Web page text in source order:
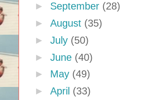
► September (28)
► August (35)
► July (50)
► June (40)
► May (49)
► April (33)